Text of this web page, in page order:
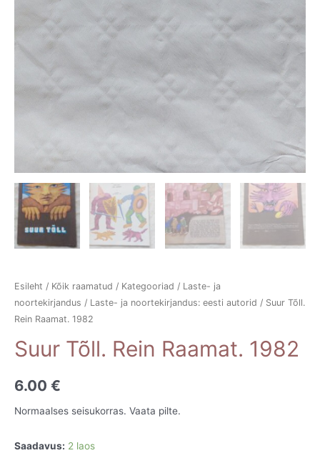
Esileht / Kõik raamatud / Kategooriad / Laste- ja
noortekirjandus / Laste- ja noortekirjandus: eesti autorid / Suur Tõll.
Rein Raamat. 1982
Suur Tõll. Rein Raamat. 1982
6.00 €
Normaalses seisukorras. Vaata pilte.
Saadavus: 2 laos